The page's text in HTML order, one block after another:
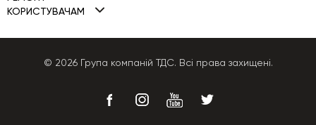
Міні навантажувачі TDC
Екскаватори-навантажувачі
КОРИСТУВАЧАМ
Політика Cookies
Політика конфіденційності
© 2026 Група компаній ТДС. Всі права захищені.